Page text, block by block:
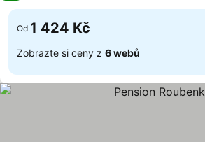
Od 1 424 Kč
Zobrazte si ceny z 6 webů